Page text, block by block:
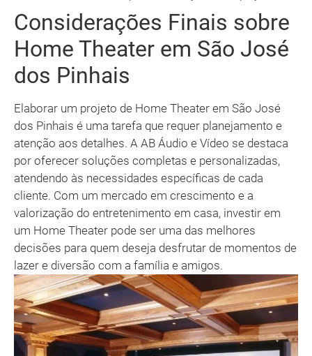
Considerações Finais sobre
Home Theater em São José
dos Pinhais
Elaborar um projeto de Home Theater em São José
dos Pinhais é uma tarefa que requer planejamento e
atenção aos detalhes. A AB Áudio e Vídeo se destaca
por oferecer soluções completas e personalizadas,
atendendo às necessidades específicas de cada
cliente. Com um mercado em crescimento e a
valorização do entretenimento em casa, investir em
um Home Theater pode ser uma das melhores
decisões para quem deseja desfrutar de momentos de
lazer e diversão com a família e amigos.